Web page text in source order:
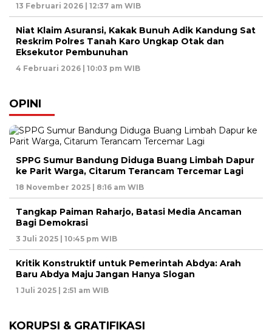
13 Februari 2026 | 12:37 am WIB
Niat Klaim Asuransi, Kakak Bunuh Adik Kandung Sat
Reskrim Polres Tanah Karo Ungkap Otak dan
Eksekutor Pembunuhan
4 Februari 2026 | 10:03 pm WIB
OPINI
SPPG Sumur Bandung Diduga Buang Limbah Dapur
ke Parit Warga, Citarum Terancam Tercemar Lagi
18 November 2025 | 8:16 am WIB
Tangkap Paiman Raharjo, Batasi Media Ancaman
Bagi Demokrasi
3 Juli 2025 | 10:45 pm WIB
Kritik Konstruktif untuk Pemerintah Abdya: Arah
Baru Abdya Maju Jangan Hanya Slogan
1 Juli 2025 | 2:51 am WIB
KORUPSI & GRATIFIKASI